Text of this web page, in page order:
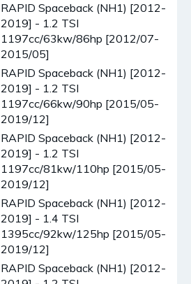
RAPID Spaceback (NH1) [2012-
2019] - 1.2 TSI
1197cc/63kw/86hp [2012/07-
2015/05]
RAPID Spaceback (NH1) [2012-
2019] - 1.2 TSI
1197cc/66kw/90hp [2015/05-
2019/12]
RAPID Spaceback (NH1) [2012-
2019] - 1.2 TSI
1197cc/81kw/110hp [2015/05-
2019/12]
RAPID Spaceback (NH1) [2012-
2019] - 1.4 TSI
1395cc/92kw/125hp [2015/05-
2019/12]
RAPID Spaceback (NH1) [2012-